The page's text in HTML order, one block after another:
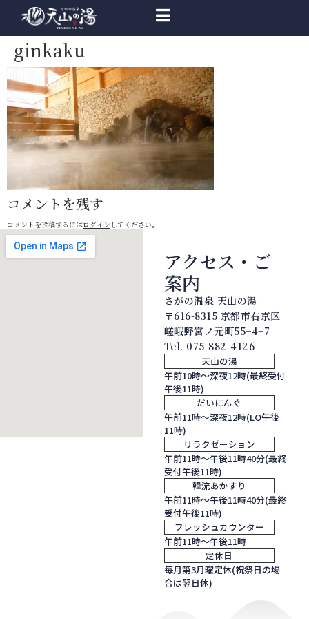
ginkaku
コメントを残す
コメントを投稿するにはログイン してください。
アクセス・ご
案内
さがの温泉 天山の湯
〒616-8315 京都市右京区
嵯峨野宮ノ元町55−4−7
Tel. 075-882-4126
天山の湯
午前10時～深夜12時(最終受付
午後11時)
だいにんぐ
午前11時～深夜12時(LO午後
11時)
リラクゼーション
午前11時～午後11時40分(最終
受付午後11時)
韓流あかすり
午前11時～午後11時40分(最終
受付午後11時)
フレッシュカウンター
午前11時～午後11時
定休日
毎月第3月曜定休(祝祭日の場
合は翌日休)